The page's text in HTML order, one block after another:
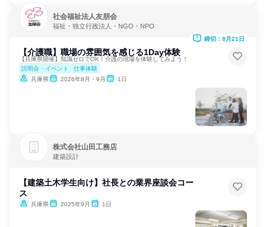
社会福祉法人友朋会
福祉・独立行政法人・NGO・NPO
【介護職】職場の雰囲気を感じる1Day体験
【兵庫県開催】知識ゼロでOK！介護の現場を体験してみよう！
説明会・イベント
仕事体験
兵庫県
2026年8月・9月 1日
締切：8月21日
株式会社山田工務店
建築設計
【建築土木学生向け】社長との業界座談会コー
ス
兵庫県 2025年9月 1日